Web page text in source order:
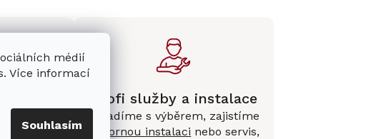
médií
Více informací
Souhlasím
Miele se
Profi služby a instalace
Poradíme s výběrem, zajistíme
odbornou instalaci nebo servis,